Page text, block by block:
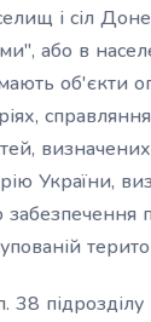
і сіл
або в
мають об'єкти
справляння
України,
38